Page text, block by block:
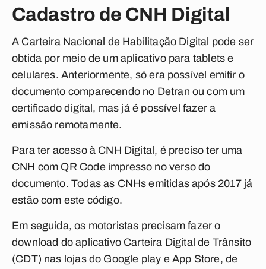
Cadastro de CNH Digital
A Carteira Nacional de Habilitação Digital pode ser
obtida por meio de um aplicativo para tablets e
celulares. Anteriormente, só era possível emitir o
documento comparecendo no Detran ou com um
certificado digital, mas já é possível fazer a
emissão remotamente.
Para ter acesso à CNH Digital, é preciso ter uma
CNH com QR Code impresso no verso do
documento. Todas as CNHs emitidas após 2017 já
estão com este código.
Em seguida, os motoristas precisam fazer o
download do aplicativo Carteira Digital de Trânsito
(CDT) nas lojas do Google play e App Store, de